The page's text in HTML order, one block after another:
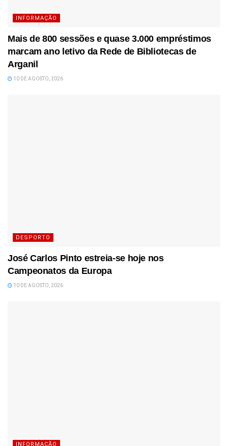
INFORMAÇÃO
Mais de 800 sessões e quase 3.000 empréstimos
marcam ano letivo da Rede de Bibliotecas de
Arganil
10 DE AGOSTO, 2026
DESPORTO
José Carlos Pinto estreia-se hoje nos
Campeonatos da Europa
10 DE AGOSTO, 2026
INFORMAÇÃO